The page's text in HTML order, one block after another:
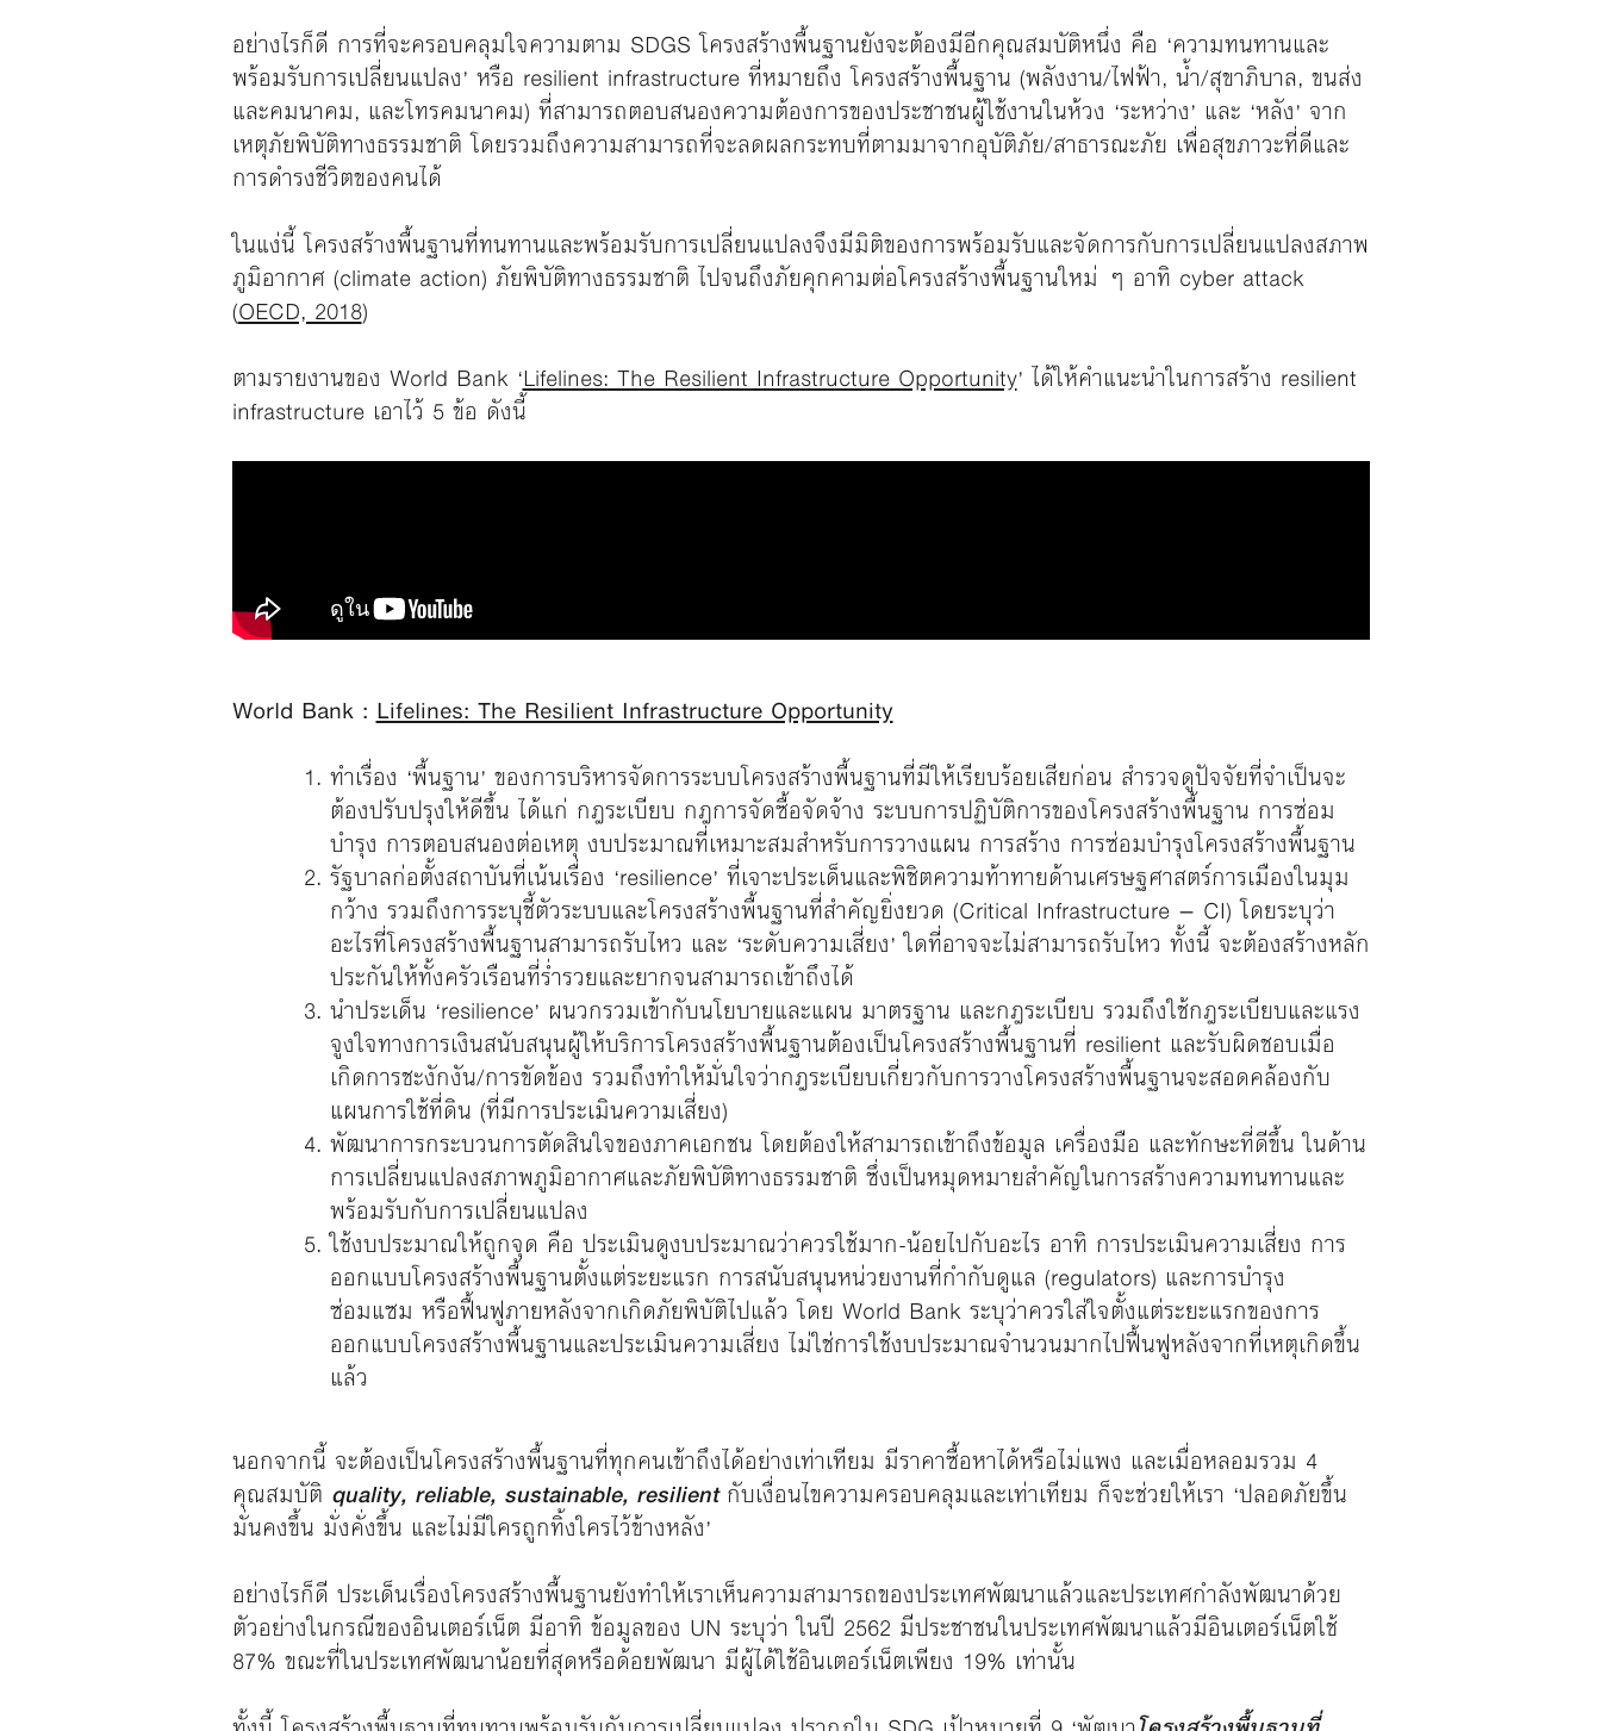
อย่างไรก็ดี การที่จะครอบคลุมใจความตาม SDGS โครงสร้างพื้นฐานยังจะต้องมีอีกคุณสมบัติหนึ่ง คือ ‘ความทนทานและ
พร้อมรับการเปลี่ยนแปลง’ หรือ resilient infrastructure ที่หมายถึง โครงสร้างพื้นฐาน (พลังงาน/ไฟฟ้า, น้ำ/สุขาภิบาล, ขนส่ง
และคมนาคม, และโทรคมนาคม) ที่สามารถตอบสนองความต้องการของประชาชนผู้ใช้งานในห้วง ‘ระหว่าง’ และ ‘หลัง’ จาก
เหตุภัยพิบัติทางธรรมชาติ โดยรวมถึงความสามารถที่จะลดผลกระทบที่ตามมาจากอุบัติภัย/สาธารณะภัย เพื่อสุขภาวะที่ดีและ
การดำรงชีวิตของคนได้
ในแง่นี้ โครงสร้างพื้นฐานที่ทนทานและพร้อมรับการเปลี่ยนแปลงจึงมีมิติของการพร้อมรับและจัดการกับการเปลี่ยนแปลงสภาพ
ภูมิอากาศ (climate action) ภัยพิบัติทางธรรมชาติ ไปจนถึงภัยคุกคามต่อโครงสร้างพื้นฐานใหม่ ๆ อาทิ cyber attack
(OECD, 2018)
ตามรายงานของ World Bank ‘Lifelines: The Resilient Infrastructure Opportunity’ ได้ให้คำแนะนำในการสร้าง resilient
infrastructure เอาไว้ 5 ข้อ ดังนี้
World Bank :Lifelines: The Resilient Infrastructure Opportunity
ทำเรื่อง ‘พื้นฐาน’ ของการบริหารจัดการระบบโครงสร้างพื้นฐานที่มีให้เรียบร้อยเสียก่อน สำรวจดูปัจจัยที่จำเป็นจะ
ต้องปรับปรุงให้ดีขึ้น ได้แก่ กฎระเบียบ กฎการจัดซื้อจัดจ้าง ระบบการปฏิบัติการของโครงสร้างพื้นฐาน การซ่อม
บำรุง การตอบสนองต่อเหตุ งบประมาณที่เหมาะสมสำหรับการวางแผน การสร้าง การซ่อมบำรุงโครงสร้างพื้นฐาน
รัฐบาลก่อตั้งสถาบันที่เน้นเรื่อง ‘resilience’ ที่เจาะประเด็นและพิชิตความท้าทายด้านเศรษฐศาสตร์การเมืองในมุม
กว้าง รวมถึงการระบุชี้ตัวระบบและโครงสร้างพื้นฐานที่สำคัญยิ่งยวด (Critical Infrastructure – CI) โดยระบุว่า
อะไรที่โครงสร้างพื้นฐานสามารถรับไหว และ ‘ระดับความเสี่ยง’ ใดที่อาจจะไม่สามารถรับไหว ทั้งนี้ จะต้องสร้างหลัก
ประกันให้ทั้งครัวเรือนที่ร่ำรวยและยากจนสามารถเข้าถึงได้
นำประเด็น ‘resilience’ ผนวกรวมเข้ากับนโยบายและแผน มาตรฐาน และกฎระเบียบ รวมถึงใช้กฎระเบียบและแรง
จูงใจทางการเงินสนับสนุนผู้ให้บริการโครงสร้างพื้นฐานต้องเป็นโครงสร้างพื้นฐานที่ resilient และรับผิดชอบเมื่อ
เกิดการชะงักงัน/การขัดข้อง รวมถึงทำให้มั่นใจว่ากฎระเบียบเกี่ยวกับการวางโครงสร้างพื้นฐานจะสอดคล้องกับ
แผนการใช้ที่ดิน (ที่มีการประเมินความเสี่ยง)
พัฒนาการกระบวนการตัดสินใจของภาคเอกชน โดยต้องให้สามารถเข้าถึงข้อมูล เครื่องมือ และทักษะที่ดีขึ้น ในด้าน
การเปลี่ยนแปลงสภาพภูมิอากาศและภัยพิบัติทางธรรมชาติ ซึ่งเป็นหมุดหมายสำคัญในการสร้างความทนทานและ
พร้อมรับกับการเปลี่ยนแปลง
ใช้งบประมาณให้ถูกจุด คือ ประเมินดูงบประมาณว่าควรใช้มาก-น้อยไปกับอะไร อาทิ การประเมินความเสี่ยง การ
ออกแบบโครงสร้างพื้นฐานตั้งแต่ระยะแรก การสนับสนุนหน่วยงานที่กำกับดูแล (regulators) และการบำรุง
ซ่อมแซม หรือฟื้นฟูภายหลังจากเกิดภัยพิบัติไปแล้ว โดย World Bank ระบุว่าควรใส่ใจตั้งแต่ระยะแรกของการ
ออกแบบโครงสร้างพื้นฐานและประเมินความเสี่ยง ไม่ใช่การใช้งบประมาณจำนวนมากไปฟื้นฟูหลังจากที่เหตุเกิดขึ้น
แล้ว
นอกจากนี้ จะต้องเป็นโครงสร้างพื้นฐานที่ทุกคนเข้าถึงได้อย่างเท่าเทียม มีราคาซื้อหาได้หรือไม่แพง และเมื่อหลอมรวม 4
คุณสมบัติ quality, reliable, sustainable, resilientกับเงื่อนไขความครอบคลุมและเท่าเทียม ก็จะช่วยให้เรา ‘ปลอดภัยขึ้น
มั่นคงขึ้น มั่งคั่งขึ้น และไม่มีใครถูกทิ้งใครไว้ข้างหลัง’
อย่างไรก็ดี ประเด็นเรื่องโครงสร้างพื้นฐานยังทำให้เราเห็นความสามารถของประเทศพัฒนาแล้วและประเทศกำลังพัฒนาด้วย
ตัวอย่างในกรณีของอินเตอร์เน็ต มีอาทิ ข้อมูลของ UN ระบุว่า ในปี 2562 มีประชาชนในประเทศพัฒนาแล้วมีอินเตอร์เน็ตใช้
87% ขณะที่ในประเทศพัฒนาน้อยที่สุดหรือด้อยพัฒนา มีผู้ได้ใช้อินเตอร์เน็ตเพียง 19% เท่านั้น